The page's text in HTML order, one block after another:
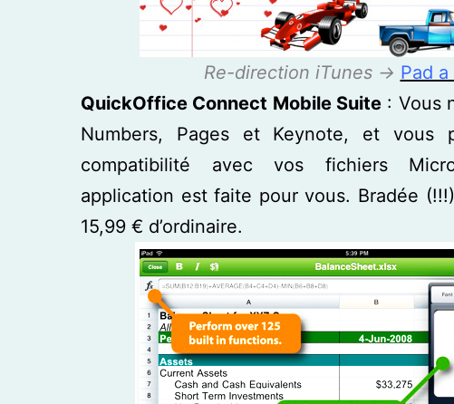
Re-direction iTunes -> Pad a
QuickOffice Connect Mobile Suite : Vous
Numbers, Pages et Keynote, et vous
compatibilité avec vos fichiers
application est faite pour vous. Bradée
15,99 € d’ordinaire.